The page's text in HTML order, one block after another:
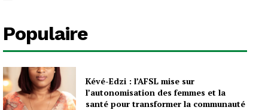
Populaire
Kévé-Edzi : l’AFSL mise sur
l’autonomisation des femmes et la
santé pour transformer la communauté